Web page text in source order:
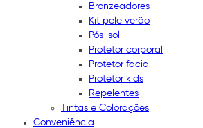
Bronzeadores
Kit pele verão
Pós-sol
Protetor corporal
Protetor facial
Protetor kids
Repelentes
Tintas e Colorações
Conveniência